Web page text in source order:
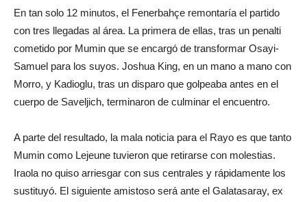
En tan solo 12 minutos, el Fenerbahçe remontaría el partido
con tres llegadas al área. La primera de ellas, tras un penalti
cometido por Mumin que se encargó de transformar Osayi-
Samuel para los suyos. Joshua King, en un mano a mano con
Morro, y Kadioglu, tras un disparo que golpeaba antes en el
cuerpo de Saveljich, terminaron de culminar el encuentro.
A parte del resultado, la mala noticia para el Rayo es que tanto
Mumin como Lejeune tuvieron que retirarse con molestias.
Iraola no quiso arriesgar con sus centrales y rápidamente los
sustituyó. El siguiente amistoso será ante el Galatasaray, ex